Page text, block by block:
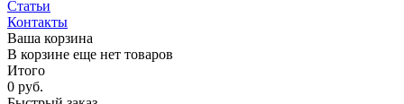
Статьи
Контакты
Ваша корзина
В корзине еще нет товаров
Итого
0 руб.